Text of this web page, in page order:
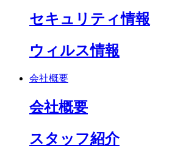
セキュリティ情報
ウィルス情報
会社概要
会社概要
スタッフ紹介